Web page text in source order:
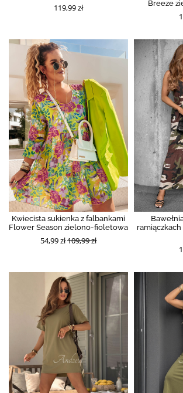
119,99 zł
Breeze
Kwiecista sukienka z falbankami
Flower Season zielono-fioletowa
54,99 zł109,99 zł